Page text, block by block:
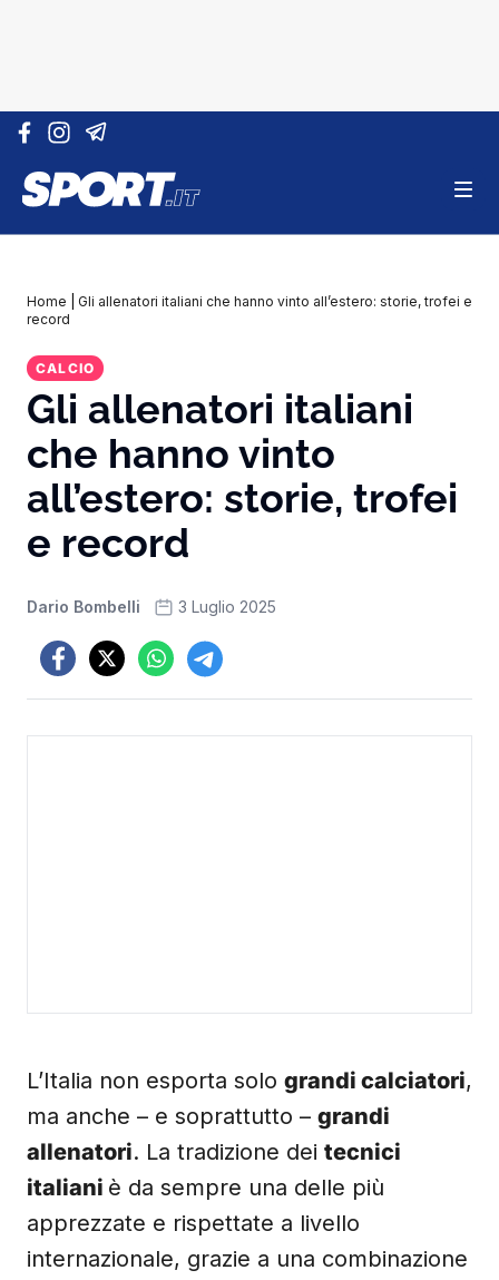
Vai al contenuto
Home
Gli allenatori italiani che hanno vinto all’estero: storie, trofei e
record
CALCIO
Gli allenatori italiani
che hanno vinto
all’estero: storie, trofei
e record
Dario Bombelli 3 Luglio 2025
L’Italia non esporta solo grandi calciatori,
ma anche – e soprattutto – grandi
allenatori. La tradizione dei tecnici
italiani è da sempre una delle più
apprezzate e rispettate a livello
internazionale, grazie a una combinazione